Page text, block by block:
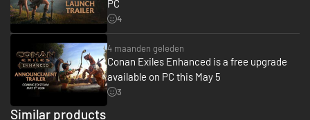
verpulver je vijanden tijdens grootse belegeringsoorlogen.
Conan Exiles kun je in solo en coöp spelen, maar ook in de constante
online multiplayer.
Isle of Siptah is een gigantische uitbreiding van de
openwereldsurvivalgame Conan Exiles, met een enorm nieuw eiland om te
verkennen, monsterlijke wezens om te verslaan, bouwsets om te
ontdekken en allerlei nieuwe features.
PC
4
4 maanden geleden
Conan Exiles Enhanced is a free upgrade
available on PC this May 5
3
Similar products